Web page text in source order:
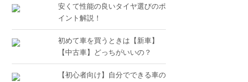
安くて性能の良いタイヤ選びのポ
イント解説！
初めて車を買うときは【新車】
【中古車】どっちがいいの？
【初心者向け】自分でできる車の